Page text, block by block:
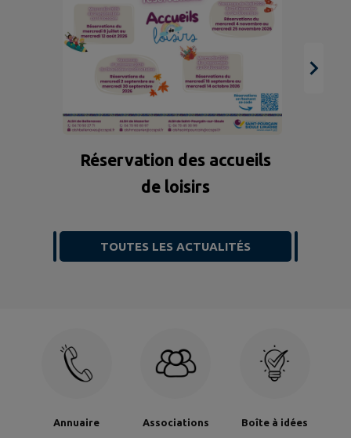
Réservation des accueils
de loisirs
TOUTES LES ACTUALITÉS
Annuaire Associations Boîte à idées